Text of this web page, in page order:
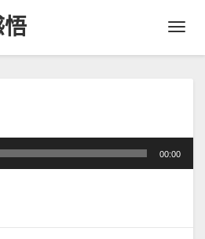
Toggle
悟
00:00